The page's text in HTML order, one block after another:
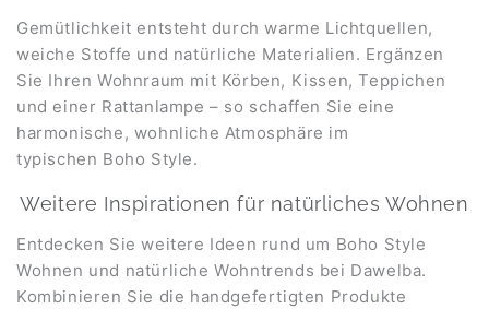
Gemütlichkeit entsteht durch warme Lichtquellen,
weiche Stoffe und natürliche Materialien. Ergänzen
Sie Ihren Wohnraum mit Körben, Kissen, Teppichen
und einer Rattanlampe – so schaffen Sie eine
harmonische, wohnliche Atmosphäre im
typischen Boho Style.
Weitere Inspirationen für natürliches Wohnen
Entdecken Sie weitere Ideen rund um Boho Style
Wohnen und natürliche Wohntrends bei Dawelba.
Kombinieren Sie die handgefertigten Produkte